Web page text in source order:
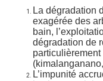
La dégradation
exagérée des
bain,
dégradation de
L’impunité